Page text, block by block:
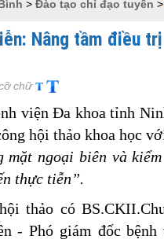
> Đào tạo chỉ đạo tuyến >
Nâng tầm điều
chữ
viện Đa khoa tỉnh
hội thảo khoa học
mặt ngoại biên và
thực tiễn”.
thảo có
- Phó giám đốc